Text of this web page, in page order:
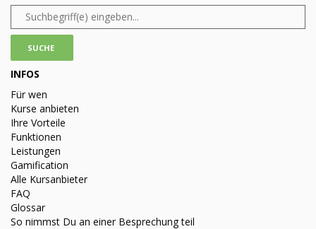
INFOS
Für wen
Kurse anbieten
Ihre Vorteile
Funktionen
Leistungen
Gamification
Alle Kursanbieter
FAQ
Glossar
So nimmst Du an einer Besprechung teil